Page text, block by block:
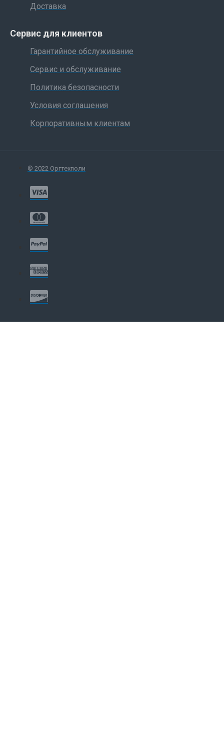
Доставка
Сервис для клиентов
Гарантийное обслуживание
Сервис и обслуживание
Политика безопасности
Условия соглашения
Корпоративным клиентам
© 2022 Оргтехполи